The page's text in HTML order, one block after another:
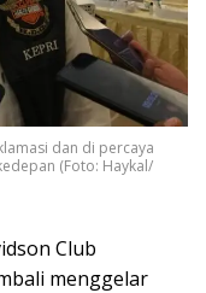
dan di percaya
(Foto: Haykal/
Club
menggelar